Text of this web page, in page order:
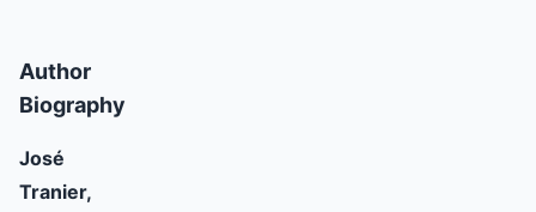
Author
Biography
José
Tranier,